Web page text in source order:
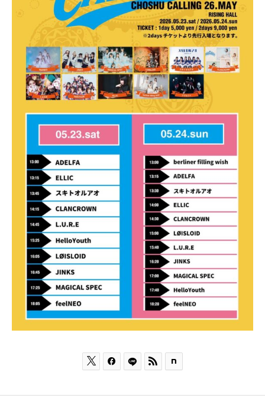
  